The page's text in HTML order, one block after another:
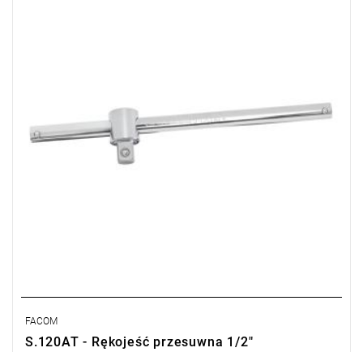
FACOM
S.120AT - Rękojeść przesuwna 1/2"